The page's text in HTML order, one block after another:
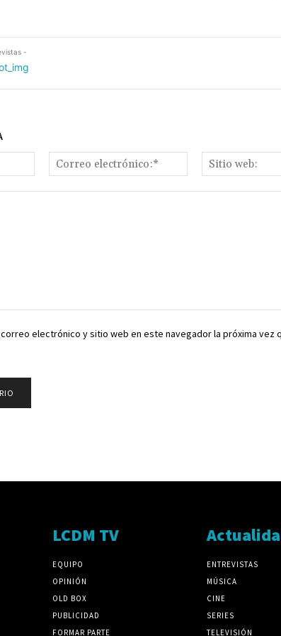
-
Nombre:*
Correo
electrónico:*
electrónico y sitio web en este navegador la próxima vez
LCDM TV
EQUIPO
OPINIÓN
OLD BOX
PUBLICIDAD
FORMAR PARTE
ENTREVISTAS
MÚSICA
CINE
SERIES
TELEVISIÓN